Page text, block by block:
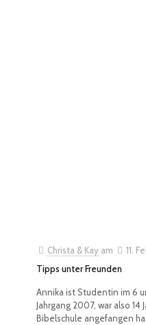
Christa & Kay am
11.
Tipps unter Freunden
Annika ist Studentin im 6
Jahrgang 2007, war also
Bibelschule angefangen